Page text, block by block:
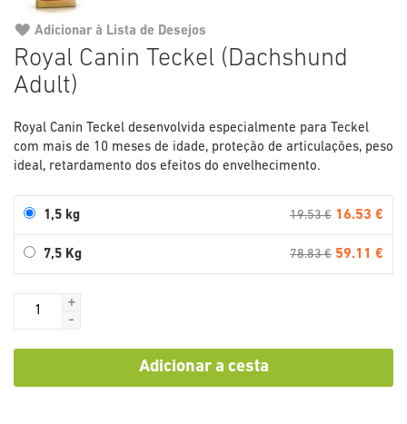
Royal Canin Teckel (Dachshund
Adult)
Royal Canin Teckel desenvolvida especialmente para Teckel
com mais de 10 meses de idade, proteção de articulações, peso
ideal, retardamento dos efeitos do envelhecimento.
1,5 kg 19.53 € 16.53 €
7,5 Kg 78.83 € 59.11 €
+
-
Adicionar a cesta
Adicionar à Lista de Desejos
Saltar
para
Galeria
de